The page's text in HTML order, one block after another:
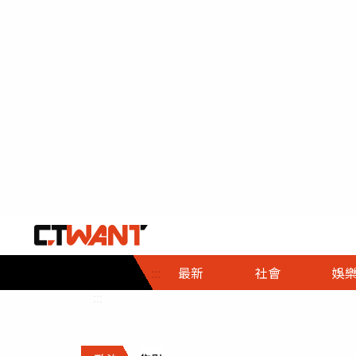
::: 最新 社會
社會首頁
時事
調查
娛樂
娛樂首頁
即時
財經首頁
熱線
政